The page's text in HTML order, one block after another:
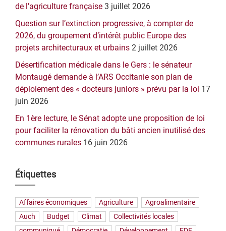
de l’agriculture française 3 juillet 2026
Question sur l’extinction progressive, à compter de
2026, du groupement d’intérêt public Europe des
projets architecturaux et urbains 2 juillet 2026
Désertification médicale dans le Gers : le sénateur
Montaugé demande à l’ARS Occitanie son plan de
déploiement des « docteurs juniors » prévu par la loi 17
juin 2026
En 1ère lecture, le Sénat adopte une proposition de loi
pour faciliter la rénovation du bâti ancien inutilisé des
communes rurales 16 juin 2026
Étiquettes
Affaires économiques Agriculture
Agroalimentaire
Auch
Budget Climat
Collectivités locales